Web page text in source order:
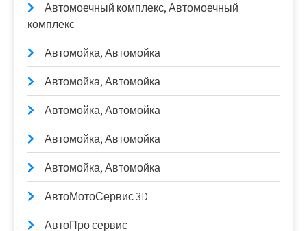
Автомоечный комплекс, Автомоечный
комплекс
Автомойка, Автомойка
Автомойка, Автомойка
Автомойка, Автомойка
Автомойка, Автомойка
Автомойка, Автомойка
АвтоМотоСервис 3D
АвтоПро сервис